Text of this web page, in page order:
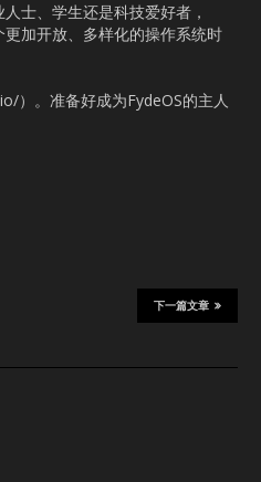
士、学生还是科技爱好者，
加开放、多样化的操作系统时
）。准备好成为FydeOS的主人
下一篇文章